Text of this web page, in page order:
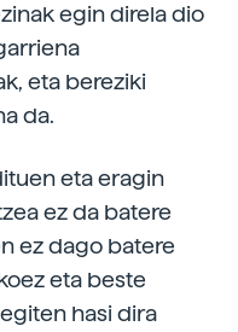
egin direla dio
eta bereziki
da.
eta eragin
ez da batere
ez dago batere
eta beste
hasi dira